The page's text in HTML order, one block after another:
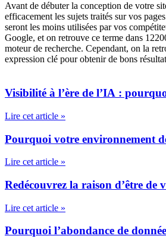
Avant de débuter la conception de votre
efficacement les sujets traités sur vos
seront les moins utilisées par vos
Google, et on retrouve ce terme dans
moteur de recherche. Cependant, on la
expression clé pour obtenir de bons
Visibilité à l’ère de l’IA :
Lire cet article »
Pourquoi votre environnement
Lire cet article »
Redécouvrez la raison d’être de
Lire cet article »
Pourquoi l’abondance de